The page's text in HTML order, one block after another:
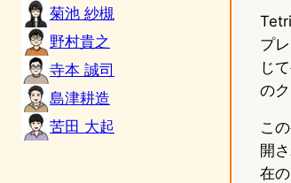
菊池 紗槻
野村貴之
寺本 誠司
島津耕造
苦田 大起
プ
じ
の
こ
開
在